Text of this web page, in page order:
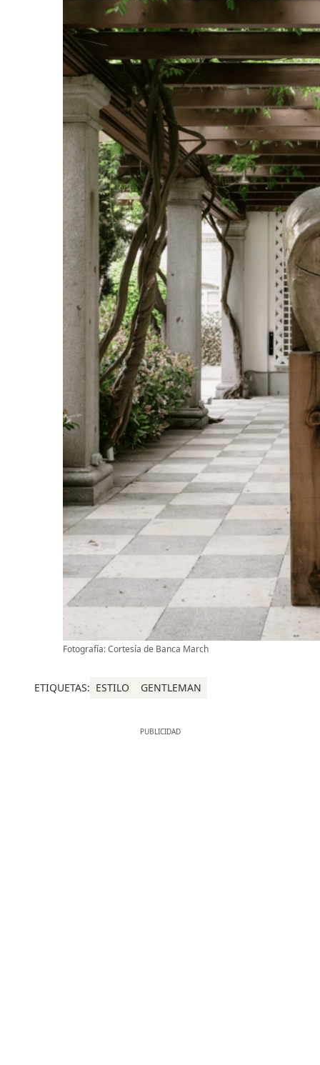
Fotografía: Cortesía de Banca March
ETIQUETAS: ESTILO GENTLEMAN